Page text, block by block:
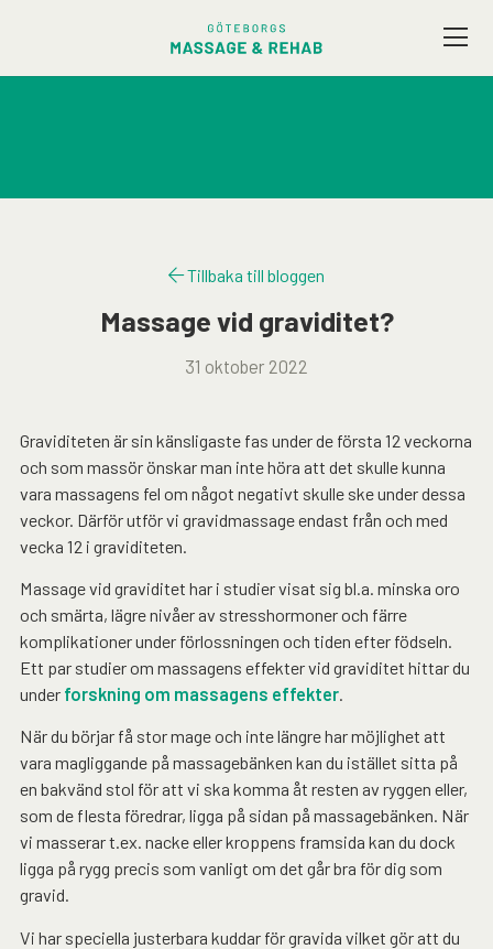
Terapeuter
Kontakt / Hitta hit
Tillbaka till bloggen
Massage vid graviditet?
31 oktober 2022
Graviditeten är sin känsligaste fas under de första 12 veckorna
och som massör önskar man inte höra att det skulle kunna
vara massagens fel om något negativt skulle ske under dessa
veckor. Därför utför vi gravidmassage endast från och med
vecka 12 i graviditeten.
Massage vid graviditet har i studier visat sig bl.a. minska oro
och smärta, lägre nivåer av stresshormoner och färre
komplikationer under förlossningen och tiden efter födseln.
Ett par studier om massagens effekter vid graviditet hittar du
under forskning om massagens effekter.
När du börjar få stor mage och inte längre har möjlighet att
vara magliggande på massagebänken kan du istället sitta på
en bakvänd stol för att vi ska komma åt resten av ryggen eller,
som de flesta föredrar, ligga på sidan på massagebänken. När
vi masserar t.ex. nacke eller kroppens framsida kan du dock
ligga på rygg precis som vanligt om det går bra för dig som
gravid.
Vi har speciella justerbara kuddar för gravida vilket gör att du